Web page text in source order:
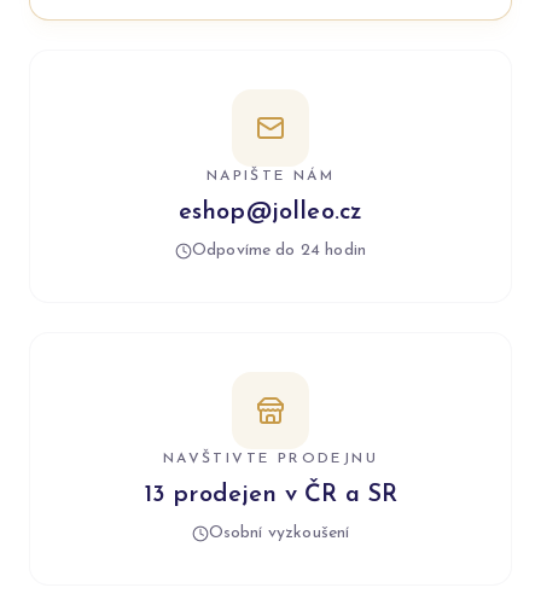
NAPIŠTE NÁM
eshop@jolleo.cz
Odpovíme do 24 hodin
NAVŠTIVTE PRODEJNU
13 prodejen v ČR a SR
Osobní vyzkoušení